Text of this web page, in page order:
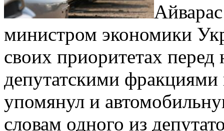
министром экономики
своих приоритетах перед
депутатскими
упомянул и
словам одного из